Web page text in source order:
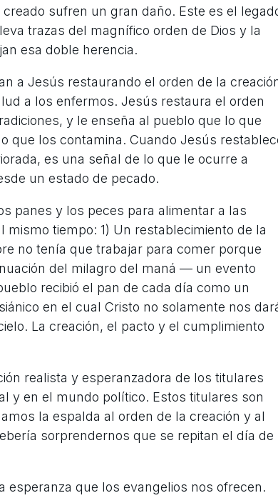
sufren un gran daño. Este es el
trazas del magnífico orden de Dios y la
esa doble herencia.
a Jesús restaurando el orden de la
a los enfermos. Jesús restaura el orden
y le enseña al pueblo que lo que
que los contamina. Cuando Jesús
es una señal de lo que le ocurre a
un estado de pecado.
panes y los peces para alimentar a las
tiempo: 1) Un restablecimiento de la
no tenía que trabajar para comer porque
del milagro del maná — un evento
recibió el pan de cada día como un
en el cual Cristo no solamente nos
La creación, el pacto y el cumplimiento
realista y esperanzadora de los titulares
y en el mundo político. Estos titulares son
la espalda al orden de la creación y al
sorprendernos que se repitan el día de
esperanza que los evangelios nos ofrecen.